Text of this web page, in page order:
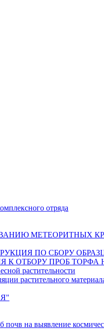
отряда
МЕТЕОРИТНЫХ
ПО СБОРУ
К ОТБОРУ ПРОБ
растительности
растительного
на выявление